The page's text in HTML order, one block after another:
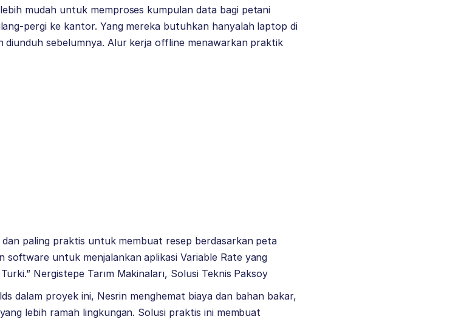
mudah untuk memproses kumpulan data bagi petani
pergi ke kantor. Yang mereka butuhkan hanyalah laptop di
diunduh sebelumnya. Alur kerja offline menawarkan praktik
paling praktis untuk membuat resep berdasarkan peta
software untuk menjalankan aplikasi Variable Rate yang
Nergistepe Tarım Makinaları, Solusi Teknis Paksoy
dalam proyek ini, Nesrin menghemat biaya dan bahan bakar,
lebih ramah lingkungan. Solusi praktis ini membuat